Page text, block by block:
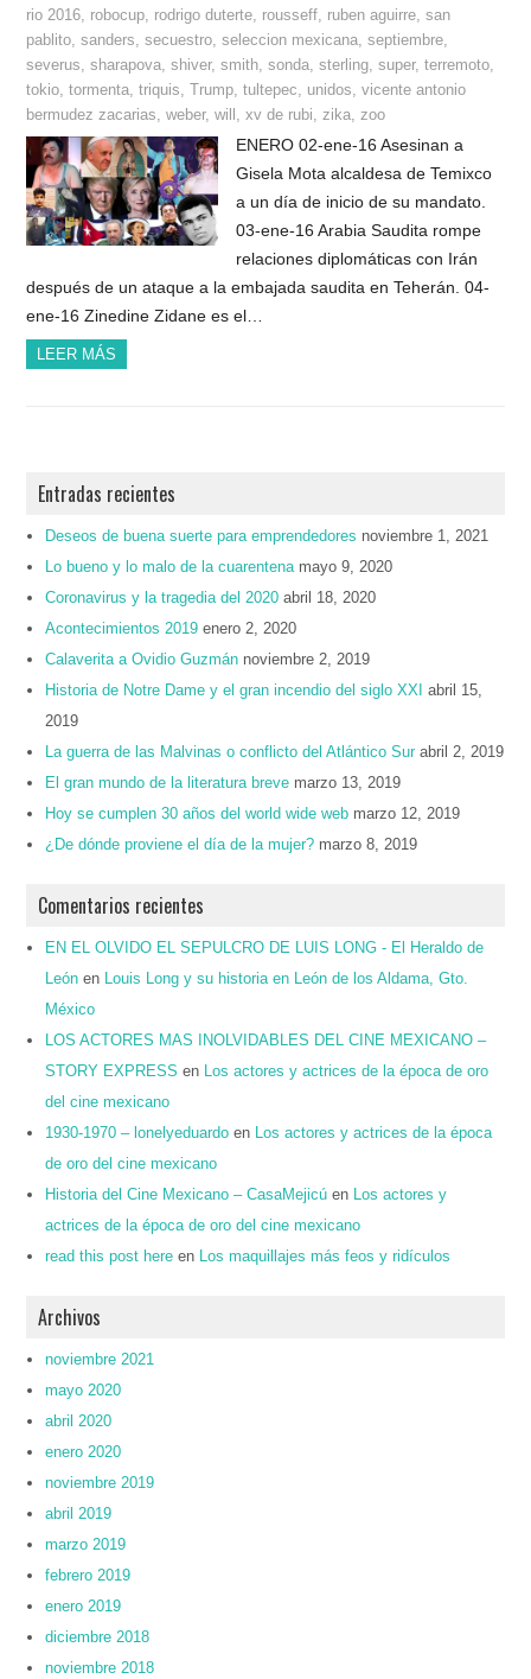
rio 2016 robocup rodrigo duterte rousseff ruben aguirre ,san
pablito ,sanders ,secuestro ,seleccion mexicana ,septiembre
severus ,sharapova ,shiver,smith ,sonda ,sterling ,super,terremoto
tokio ,tormenta ,triquis ,Trump ,tultepec unidos ,vicente antonio
bermudez zacarias ,weber,will ,xv de rubi zika zoo
ENERO 02-ene-16 Asesinan a
Gisela Mota alcaldesa de Temixco
a un día de inicio de su mandato.
03-ene-16 Arabia Saudita rompe
relaciones diplomáticas con Irán
después de un ataque a la embajada saudita en Teherán. 04-
ene-16 Zinedine Zidane es el…
LEER MÁS
Entradas recientes
Deseos de buena suerte para emprendedores noviembre 1, 2021
Lo bueno y lo malo de la cuarentena mayo 9, 2020
Coronavirus y la tragedia del 2020 abril 18, 2020
Acontecimientos 2019 enero 2, 2020
Calaverita a Ovidio Guzmán noviembre 2, 2019
Historia de Notre Dame y el gran incendio del siglo XXI
abril 15,
2019
La guerra de las Malvinas o conflicto del Atlántico Sur abril 2, 2019
El gran mundo de la literatura breve marzo 13, 2019
Hoy se cumplen 30 años del world wide web marzo 12, 2019
¿De dónde proviene el día de la mujer? marzo 8, 2019
Comentarios recientes
EN EL OLVIDO EL SEPULCRO DE LUIS LONG - El Heraldo de
León en
Louis Long y su historia en León de los Aldama, Gto.
México
LOS ACTORES MAS INOLVIDABLES DEL CINE MEXICANO –
STORY EXPRESS en
Los actores y actrices de la época de oro
del cine mexicano
1930-1970 – lonelyeduardo en
Los actores y actrices de la época
de oro del cine mexicano
Historia del Cine Mexicano – CasaMejicú en
Los actores y
actrices de la época de oro del cine mexicano
read this post here en Los maquillajes más feos y ridículos
Archivos
noviembre 2021
mayo 2020
abril 2020
enero 2020
noviembre 2019
abril 2019
marzo 2019
febrero 2019
enero 2019
diciembre 2018
noviembre 2018